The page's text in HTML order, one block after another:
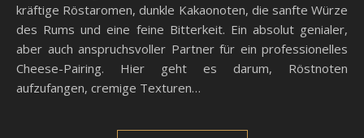
kräftige Röstaromen, dunkle Kakaonoten, die sanfte Würze
des Rums und eine feine Bitterkeit. Ein absolut genialer,
aber auch anspruchsvoller Partner für ein professionelles
Cheese-Pairing. Hier geht es darum, Röstnoten
aufzufangen, cremige Texturen…